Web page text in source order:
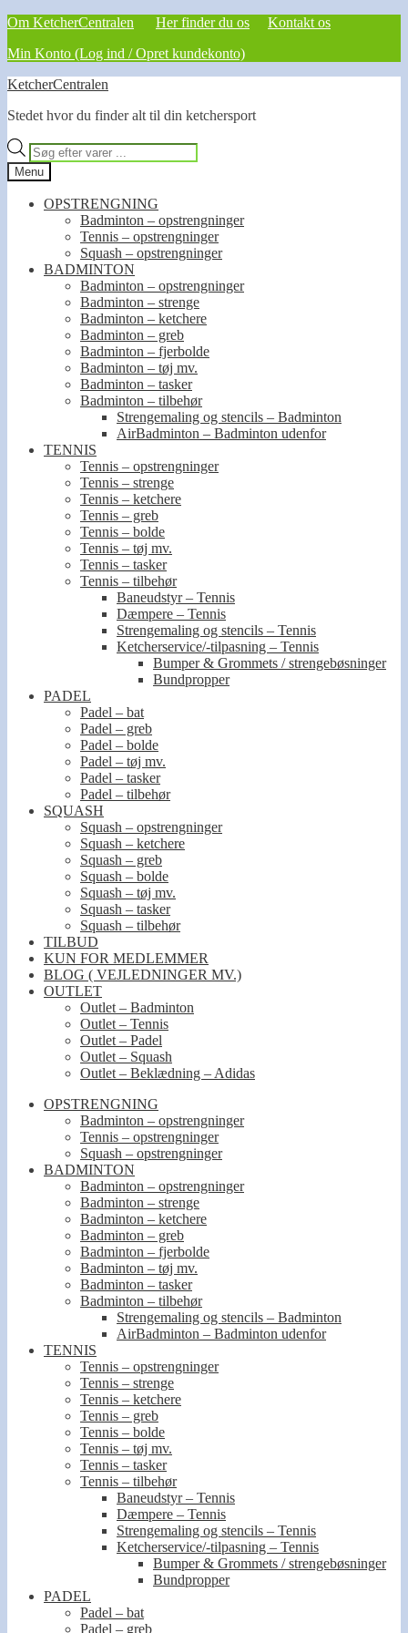
Om KetcherCentralen Her finder du os
Kontakt os
Min Konto (Log ind / Opret kundekonto)
Spring
navigation
Spring
indhold
KetcherCentralen
Stedet hvor du finder alt til din ketchersport
Products
search
Menu
OPSTRENGNING
Badminton – opstrengninger
Tennis – opstrengninger
Squash – opstrengninger
BADMINTON
Badminton – opstrengninger
Badminton – strenge
Badminton – ketchere
Badminton – greb
Badminton – fjerbolde
Badminton – tøj mv.
Badminton – tasker
Badminton – tilbehør
Strengemaling og stencils – Badminton
AirBadminton – Badminton udenfor
TENNIS
Tennis – opstrengninger
Tennis – strenge
Tennis – ketchere
Tennis – greb
Tennis – bolde
Tennis – tøj mv.
Tennis – tasker
Tennis – tilbehør
Baneudstyr – Tennis
Dæmpere – Tennis
Strengemaling og stencils – Tennis
Ketcherservice/-tilpasning – Tennis
Bumper & Grommets / strengebøsninger
Bundpropper
PADEL
Padel – bat
Padel – greb
Padel – bolde
Padel – tøj mv.
Padel – tasker
Padel – tilbehør
SQUASH
Squash – opstrengninger
Squash – ketchere
Squash – greb
Squash – bolde
Squash – tøj mv.
Squash – tasker
Squash – tilbehør
TILBUD
KUN FOR MEDLEMMER
BLOG ( VEJLEDNINGER MV.)
OUTLET
Outlet – Badminton
Outlet – Tennis
Outlet – Padel
Outlet – Squash
Outlet – Beklædning – Adidas
OPSTRENGNING
Badminton – opstrengninger
Tennis – opstrengninger
Squash – opstrengninger
BADMINTON
Badminton – opstrengninger
Badminton – strenge
Badminton – ketchere
Badminton – greb
Badminton – fjerbolde
Badminton – tøj mv.
Badminton – tasker
Badminton – tilbehør
Strengemaling og stencils – Badminton
AirBadminton – Badminton udenfor
TENNIS
Tennis – opstrengninger
Tennis – strenge
Tennis – ketchere
Tennis – greb
Tennis – bolde
Tennis – tøj mv.
Tennis – tasker
Tennis – tilbehør
Baneudstyr – Tennis
Dæmpere – Tennis
Strengemaling og stencils – Tennis
Ketcherservice/-tilpasning – Tennis
Bumper & Grommets / strengebøsninger
Bundpropper
PADEL
Padel – bat
Padel – greb